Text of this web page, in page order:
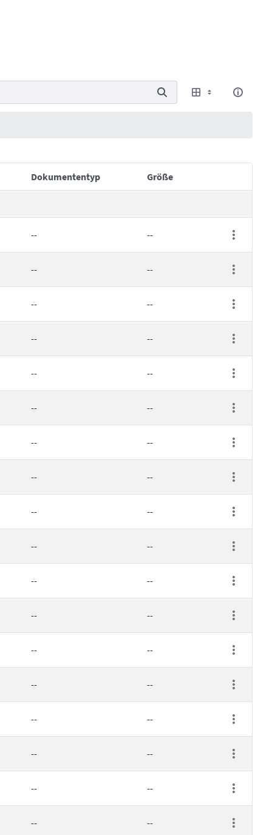
Dokumententyp
Größe
-- --
-- --
-- --
-- --
-- --
-- --
-- --
-- --
-- --
-- --
-- --
-- --
-- --
-- --
-- --
-- --
-- --
-- --